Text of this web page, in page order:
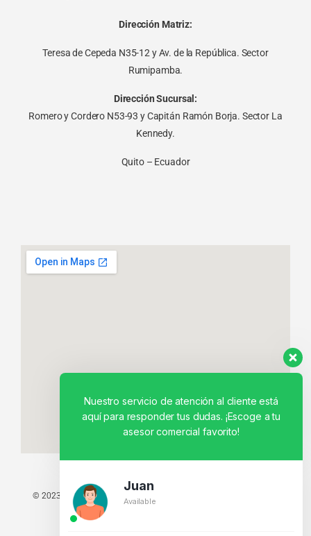
Dirección Matriz:
Teresa de Cepeda N35-12 y Av. de la República. Sector
Rumipamba.
Dirección Sucursal:
Romero y Cordero N53-93 y Capitán Ramón Borja. Sector La
Kennedy.
Quito – Ecuador
© 2023 TODOS LOS DERECHOS RESERVADOS - TECNIT TU TIENDA
TECNOLÓGICA.
Nuestro servicio de atención al cliente está
aquí para responder tus dudas. ¡Escoge a tu
asesor comercial favorito!
Juan
Available